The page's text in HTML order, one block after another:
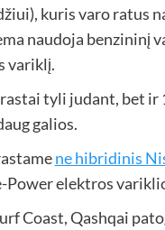
kuris varo ratus
naudoja benzininį
variklį.
tyli judant, bet
galios.
ne hibridinis
Power elektros
Coast, Qashqai